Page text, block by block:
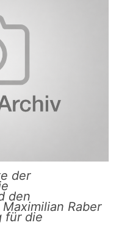
der
den
Raber
für die